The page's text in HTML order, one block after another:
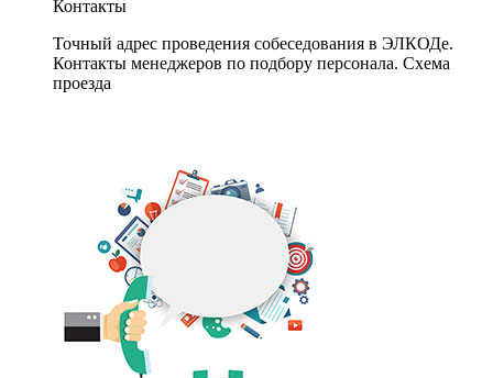
Контакты
Точный адрес проведения собеседования в ЭЛКОДе.
Контакты менеджеров по подбору персонала. Схема
проезда